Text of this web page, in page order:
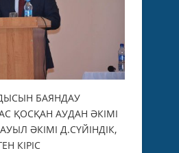
БАЯНДАУ
ҚОСҚАН АУДАН ӘКІМІ
ӘКІМІ Д.СҮЙІНДІК,
КІРІС